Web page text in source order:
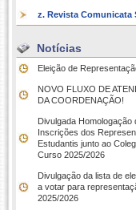
z. Revista Comunicata
Notícias
Eleição de
NOVO FLUXO DE
DA COORDENAÇÃO!
Divulgada Homologação
Inscrições dos
Estudantis junto ao
Curso 2025/2026
Divulgação da lista de
a votar para
2025/2026